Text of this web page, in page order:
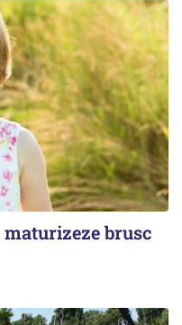
maturizeze brusc